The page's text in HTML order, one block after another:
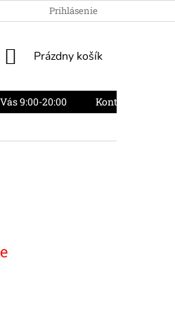
REKLAMAČNÝ
Prihlásenie
NÁKUPNÝ
Prázdny košík
9:00-20:00 Kontakty